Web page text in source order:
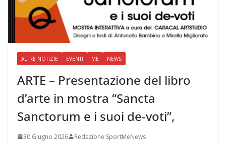
ALTRE NOTIZIE EVENTI ME NEWS
ARTE – Presentazione del libro
d’arte in mostra “Sancta
Sanctorum e i suoi de-voti”,
30 Giugno 2026 Redazione SportMeNews